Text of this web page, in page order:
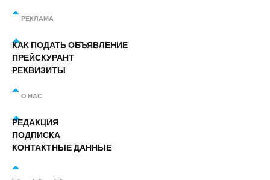
РЕКЛАМА
КАК ПОДАТЬ ОБЪЯВЛЕНИЕ
ПРЕЙСКУРАНТ
РЕКВИЗИТЫ
О НАС
РЕДАКЦИЯ
ПОДПИСКА
КОНТАКТНЫЕ ДАННЫЕ